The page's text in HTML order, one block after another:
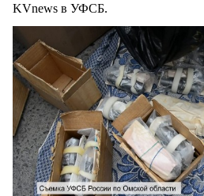
KVnews в УФСБ.